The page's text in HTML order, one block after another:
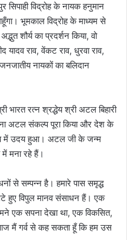
विद्रोह के नायक हनुमान
भूमकाल विद्रोह के माध्यम से
शौर्य का प्रदर्शन किया, वो
यादव राव, वेंकट राव, धुरवा राव,
नायकों का बलिदान
भारत रत्न श्रद्धेय श्री अटल बिहारी
अटल संकल्प पूरा किया और देश के
में उदय हुआ। अटल जी के जन्म
में मना रहे हैं।
से सम्पन्न है। हमारे पास समृद्ध
हुए विपुल मानव संसाधन हैं। एक
एक सपना देखा था, एक विकसित,
मैं गर्व से कह सकता हूँ कि हम उस